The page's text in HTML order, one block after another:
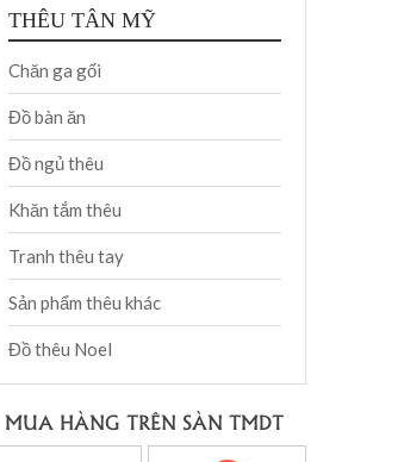
THÊU TÂN MỸ
Chăn ga gối
Đồ bàn ăn
Đồ ngủ thêu
Khăn tắm thêu
Tranh thêu tay
Sản phẩm thêu khác
Đồ thêu Noel
MUA HÀNG TRÊN SÀN TMDT